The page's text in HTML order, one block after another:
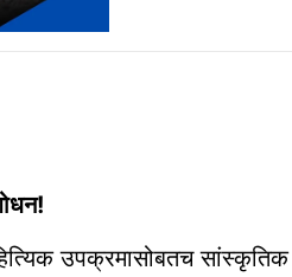
उपक्रमासोबतच